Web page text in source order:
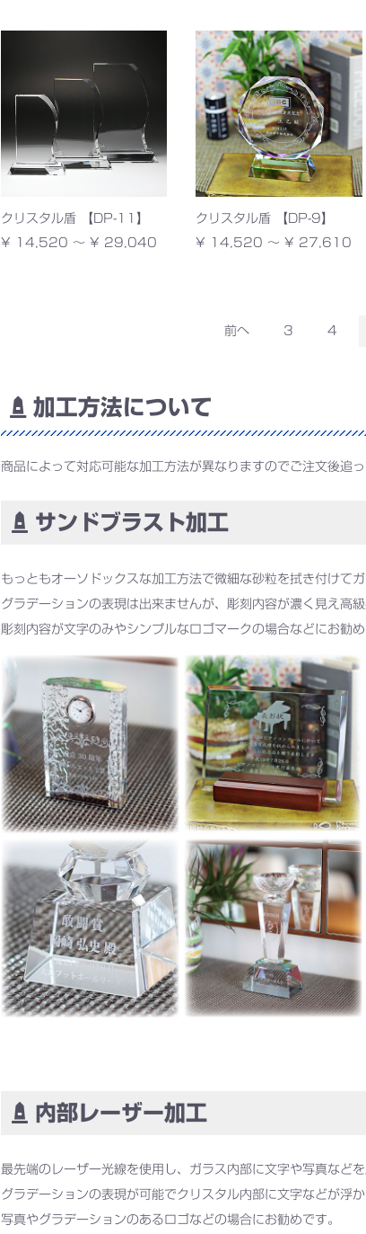
クリスタル盾 【DP-11】
¥ 14,520 ～ ¥ 29,040
クリスタル盾 【DP-9】
¥ 14,520 ～ ¥ 27,610
前へ 3 4
加工方法について
商品によって対応可能な加工方法が異なりますのでご注文後追
サンドブラスト加工
もっともオーソドックスな加工方法で微細な砂粒を拭き付けてガ
グラデーションの表現は出来ませんが、彫刻内容が濃く見え高級
彫刻内容が文字のみやシンプルなロゴマークの場合などにお勧め
内部レーザー加工
最先端のレーザー光線を使用し、ガラス内部に文字や写真などを
グラデーションの表現が可能でクリスタル内部に文字などが浮
写真やグラデーションのあるロゴなどの場合にお勧めです。